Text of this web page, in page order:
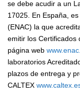
se debe acudir a un
17025. En España,
(ENAC) la que
emitir los Certificados
página web
laboratorios
plazos de entrega y
CALTEX